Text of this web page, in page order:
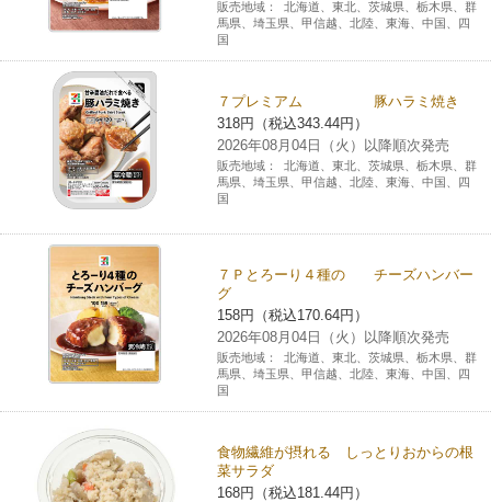
販売地域：
北海道、東北、茨城県、栃木県、群
馬県、埼玉県、甲信越、北陸、東海、中国、四
国
７プレミアム 豚ハラミ焼き
318円（税込343.44円）
2026年08月04日（火）以降順次発売
販売地域：
北海道、東北、茨城県、栃木県、群
馬県、埼玉県、甲信越、北陸、東海、中国、四
国
７Ｐとろーり４種の チーズハンバー
グ
158円（税込170.64円）
2026年08月04日（火）以降順次発売
販売地域：
北海道、東北、茨城県、栃木県、群
馬県、埼玉県、甲信越、北陸、東海、中国、四
国
食物繊維が摂れる しっとりおからの根
菜サラダ
168円（税込181.44円）